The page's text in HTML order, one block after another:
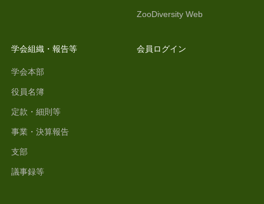
ZooDiversity Web
学会組織・報告等
学会本部
役員名簿
定款・細則等
事業・決算報告
支部
議事録等
会員ログイン